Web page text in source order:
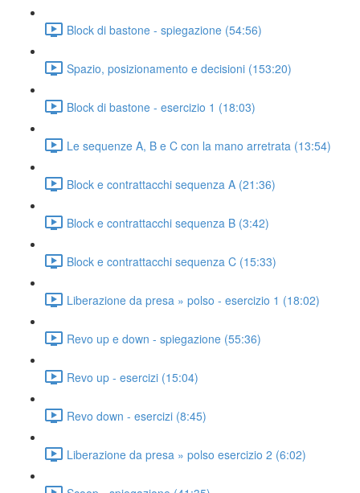
Block di bastone - spiegazione (54:56)
Spazio, posizionamento e decisioni (153:20)
Block di bastone - esercizio 1 (18:03)
Le sequenze A, B e C con la mano arretrata (13:54)
Block e contrattacchi sequenza A (21:36)
Block e contrattacchi sequenza B (3:42)
Block e contrattacchi sequenza C (15:33)
Liberazione da presa » polso - esercizio 1 (18:02)
Revo up e down - spiegazione (55:36)
Revo up - esercizi (15:04)
Revo down - esercizi (8:45)
Liberazione da presa » polso esercizio 2 (6:02)